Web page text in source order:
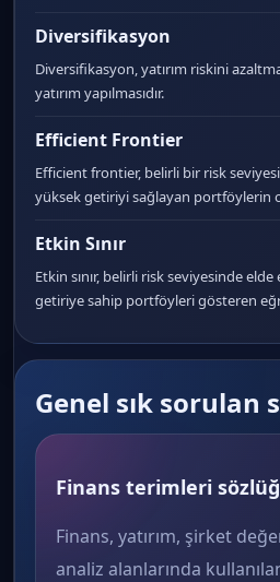
Diversifikasyon
Diversifikasyon, yatırım riskini
yatırım yapılmasıdır.
Efficient Frontier
Efficient frontier, belirli bir risk
yüksek getiriyi sağlayan
Etkin Sınır
Etkin sınır, belirli risk seviyesinde
getiriye sahip portföyleri gösteren
Genel sık sorulan
Finans terimleri
Finans, yatırım, şirket
analiz alanlarında